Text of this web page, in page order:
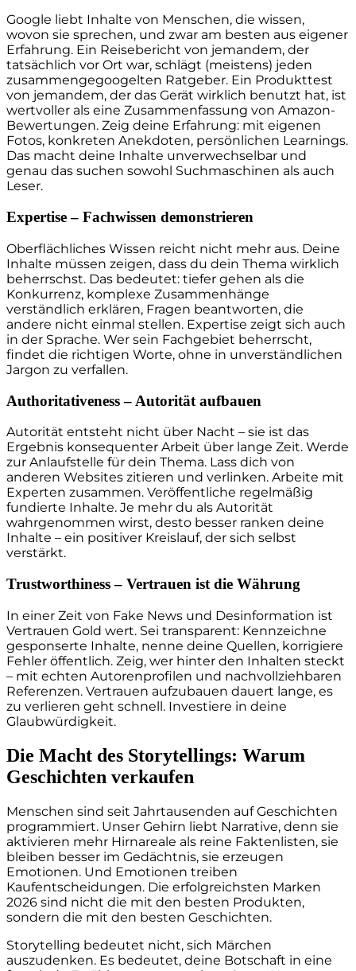
Google liebt Inhalte von Menschen, die wissen,
wovon sie sprechen, und zwar am besten aus eigener
Erfahrung. Ein Reisebericht von jemandem, der
tatsächlich vor Ort war, schlägt (meistens) jeden
zusammengegoogelten Ratgeber. Ein Produkttest
von jemandem, der das Gerät wirklich benutzt hat, ist
wertvoller als eine Zusammenfassung von Amazon-
Bewertungen. Zeig deine Erfahrung: mit eigenen
Fotos, konkreten Anekdoten, persönlichen Learnings.
Das macht deine Inhalte unverwechselbar und
genau das suchen sowohl Suchmaschinen als auch
Leser.
Expertise – Fachwissen demonstrieren
Oberflächliches Wissen reicht nicht mehr aus. Deine
Inhalte müssen zeigen, dass du dein Thema wirklich
beherrschst. Das bedeutet: tiefer gehen als die
Konkurrenz, komplexe Zusammenhänge
verständlich erklären, Fragen beantworten, die
andere nicht einmal stellen. Expertise zeigt sich auch
in der Sprache. Wer sein Fachgebiet beherrscht,
findet die richtigen Worte, ohne in unverständlichen
Jargon zu verfallen.
Authoritativeness – Autorität aufbauen
Autorität entsteht nicht über Nacht – sie ist das
Ergebnis konsequenter Arbeit über lange Zeit. Werde
zur Anlaufstelle für dein Thema. Lass dich von
anderen Websites zitieren und verlinken. Arbeite mit
Experten zusammen. Veröffentliche regelmäßig
fundierte Inhalte. Je mehr du als Autorität
wahrgenommen wirst, desto besser ranken deine
Inhalte – ein positiver Kreislauf, der sich selbst
verstärkt.
Trustworthiness – Vertrauen ist die Währung
In einer Zeit von Fake News und Desinformation ist
Vertrauen Gold wert. Sei transparent: Kennzeichne
gesponserte Inhalte, nenne deine Quellen, korrigiere
Fehler öffentlich. Zeig, wer hinter den Inhalten steckt
– mit echten Autorenprofilen und nachvollziehbaren
Referenzen. Vertrauen aufzubauen dauert lange, es
zu verlieren geht schnell. Investiere in deine
Glaubwürdigkeit.
Die Macht des Storytellings: Warum
Geschichten verkaufen
Menschen sind seit Jahrtausenden auf Geschichten
programmiert. Unser Gehirn liebt Narrative, denn sie
aktivieren mehr Hirnareale als reine Faktenlisten, sie
bleiben besser im Gedächtnis, sie erzeugen
Emotionen. Und Emotionen treiben
Kaufentscheidungen. Die erfolgreichsten Marken
2026 sind nicht die mit den besten Produkten,
sondern die mit den besten Geschichten.
Storytelling bedeutet nicht, sich Märchen
auszudenken. Es bedeutet, deine Botschaft in eine